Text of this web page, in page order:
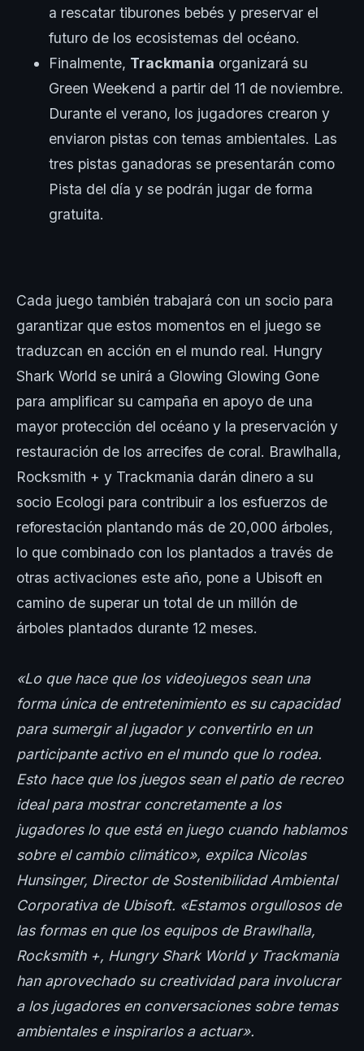
a rescatar tiburones bebés y preservar el
futuro de los ecosistemas del océano.
Finalmente, Trackmania organizará su
Green Weekend a partir del 11 de noviembre.
Durante el verano, los jugadores crearon y
enviaron pistas con temas ambientales. Las
tres pistas ganadoras se presentarán como
Pista del día y se podrán jugar de forma
gratuita.
Cada juego también trabajará con un socio para
garantizar que estos momentos en el juego se
traduzcan en acción en el mundo real. Hungry
Shark World se unirá a Glowing Glowing Gone
para amplificar su campaña en apoyo de una
mayor protección del océano y la preservación y
restauración de los arrecifes de coral. Brawlhalla,
Rocksmith + y Trackmania darán dinero a su
socio Ecologi para contribuir a los esfuerzos de
reforestación plantando más de 20,000 árboles,
lo que combinado con los plantados a través de
otras activaciones este año, pone a Ubisoft en
camino de superar un total de un millón de
árboles plantados durante 12 meses.
«Lo que hace que los videojuegos sean una
forma única de entretenimiento es su capacidad
para sumergir al jugador y convertirlo en un
participante activo en el mundo que lo rodea.
Esto hace que los juegos sean el patio de recreo
ideal para mostrar concretamente a los
jugadores lo que está en juego cuando hablamos
sobre el cambio climático», expilca Nicolas
Hunsinger, Director de Sostenibilidad Ambiental
Corporativa de Ubisoft. «Estamos orgullosos de
las formas en que los equipos de Brawlhalla,
Rocksmith +, Hungry Shark World y Trackmania
han aprovechado su creatividad para involucrar
a los jugadores en conversaciones sobre temas
ambientales e inspirarlos a actuar».